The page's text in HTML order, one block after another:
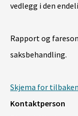
vedlegg i den
Rapport og
saksbehandling.
Skjema for
Kontaktperson